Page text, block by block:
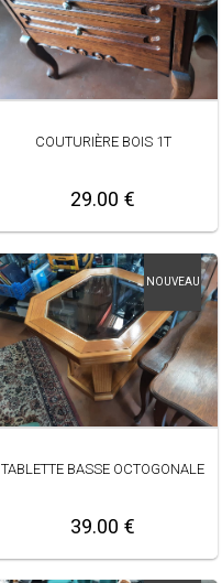
COUTURIÈRE BOIS 1T
29.00 €
NOUVEAU
TABLETTE BASSE OCTOGONALE
39.00 €